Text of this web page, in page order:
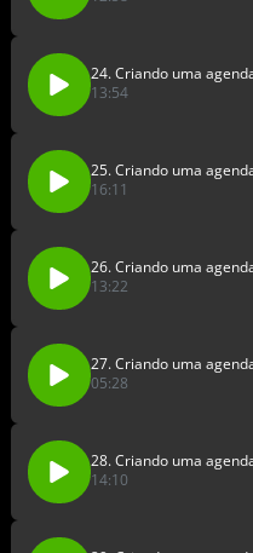
24. Criando uma
13:54
25. Criando uma
16:11
26. Criando uma
13:22
27. Criando uma
05:28
28. Criando uma
14:10